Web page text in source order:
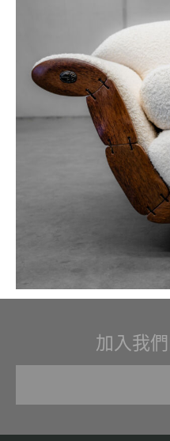
加入我